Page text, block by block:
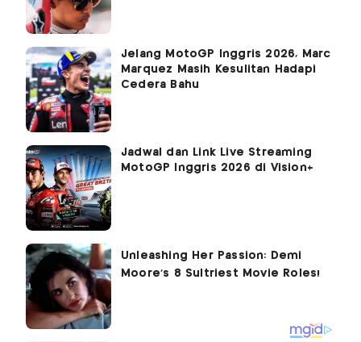
Jelang MotoGP Inggris 2026, Marc
Marquez Masih Kesulitan Hadapi
Cedera Bahu
Jadwal dan Link Live Streaming
MotoGP Inggris 2026 di Vision+